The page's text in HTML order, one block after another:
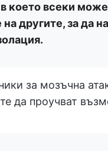
което всеки
другите, за да
за мозъчна
да проучват